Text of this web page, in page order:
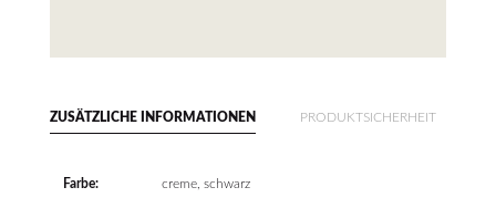
ZUSÄTZLICHE INFORMATIONEN PRODUKTSICHERHEIT
Farbe: creme, schwarz